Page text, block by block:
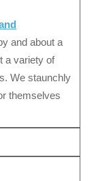
and about a
a variety of
We staunchly
themselves